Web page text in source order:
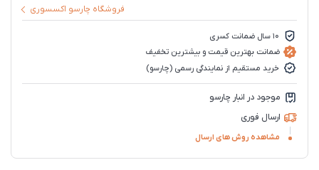
فروشگاه چارسو اکسسوری
10 سال ضمانت کسری
ضمانت بهترین قیمت و بیشترین تخفیف
خرید مستقیم از نمایندگی رسمی (چارسو)
موجود در انبار چارسو
ارسال فوری
مشاهده روش های ارسال